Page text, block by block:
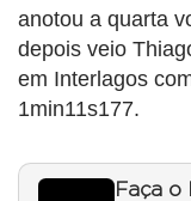
anotou a quarta
depois veio
em Interlagos
1min11s177.
Faça o